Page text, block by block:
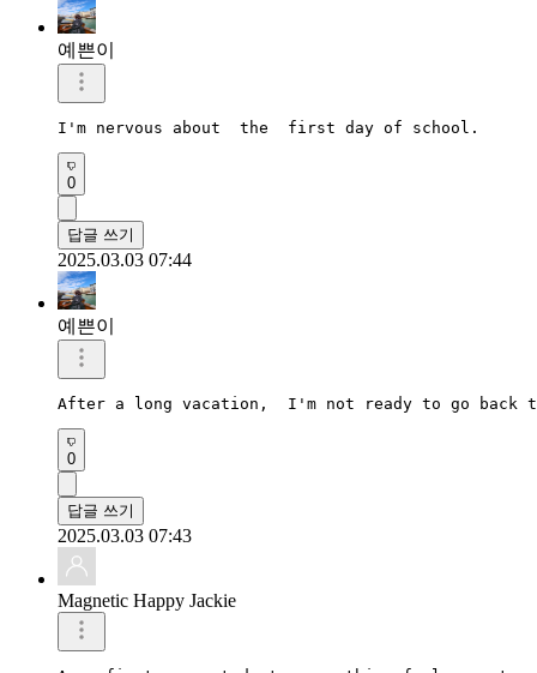
예쁜이
I'm nervous about  the  first day of school.
0
답글 쓰기
2025.03.03 07:44
예쁜이
After a long vacation,  I'm not ready to go back
0
답글 쓰기
2025.03.03 07:43
Magnetic Happy Jackie